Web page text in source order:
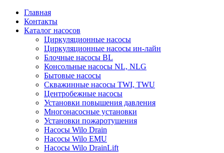
Главная
Контакты
Каталог насосов
Циркуляционные насосы
Циркуляционные насосы ин-лайн
Блочные насосы BL
Консольные насосы NL, NLG
Бытовые насосы
Скважинные насосы TWI, TWU
Центробежные насосы
Установки повышения давления
Многонасосные установки
Установки пожаротушения
Насосы Wilo Drain
Насосы Wilo EMU
Насосы Wilo DrainLift